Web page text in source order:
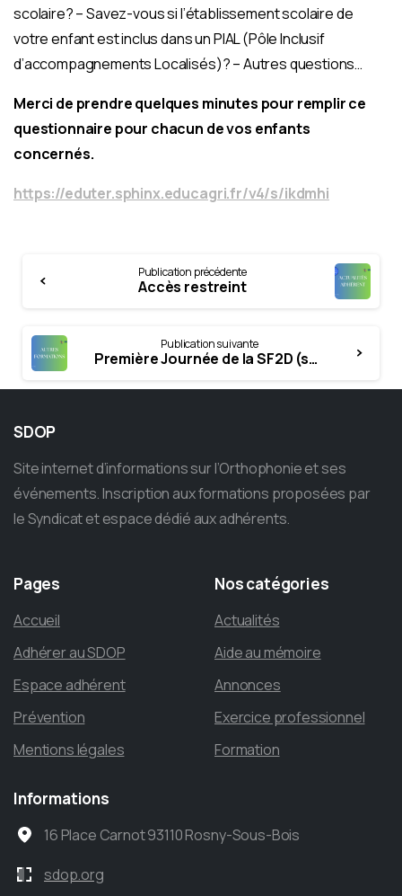
scolaire? – Savez-vous si l’établissement scolaire de
votre enfant est inclus dans un PIAL (Pôle Inclusif
d’accompagnements Localisés)? – Autres questions…
Merci de prendre quelques minutes pour remplir ce
questionnaire pour chacun de vos enfants
concernés.
https://eduter.sphinx.educagri.fr/v4/s/ikdmhi
Reading
Publication précédente
Accès restreint
Publication suivante
Première Journée de la SF2D (société française de déglutition et dysphagie)
SDOP
Site internet d’informations sur l’Orthophonie et ses
événements. Inscription aux formations proposées par
le Syndicat et espace dédié aux adhérents.
Pages
Accueil
Adhérer au SDOP
Espace adhérent
Prévention
Mentions légales
Noscatégories
Actualités
Aide au mémoire
Annonces
Exercice professionnel
Formation
Informations
16 Place Carnot 93110 Rosny-Sous-Bois
sdop.org